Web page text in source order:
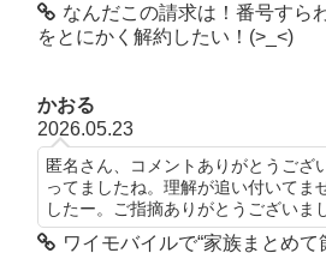
なんだこの請求は！番号すら
をとにかく解約したい！(>_<)
かおる
2026.05.23
匿名さん、コメントありがとうござ
ってましたね。理解が追い付いてま
したー。ご指摘ありがとうございま
ワイモバイルで“家族まとめて